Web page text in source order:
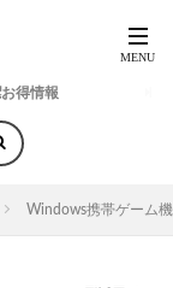
お得情報
Windows携帯ゲーム